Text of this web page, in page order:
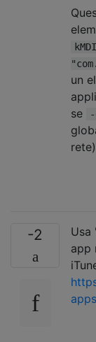
un
se
-2
Usa
app